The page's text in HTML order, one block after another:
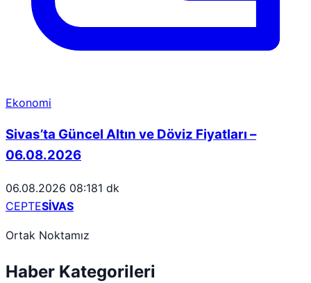
Ekonomi
Sivas’ta Güncel Altın ve Döviz Fiyatları –
06.08.2026
06.08.2026 08:181 dk
CEPTESİVAS
Ortak Noktamız
Haber Kategorileri